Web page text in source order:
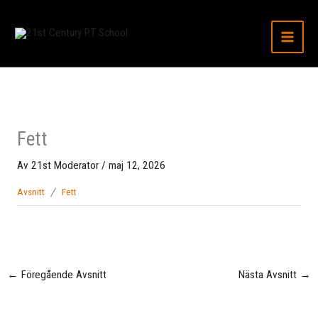
Fett
Av 21st Moderator/ maj 12, 2026
Avsnitt Fett
← Föregående Avsnitt Nästa Avsnitt →